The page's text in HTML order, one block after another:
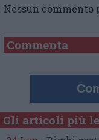
Nessun commento
Commenta
Gli articoli più